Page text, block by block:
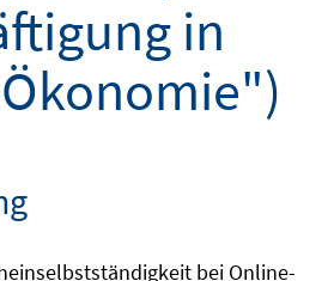
in
bei Online-